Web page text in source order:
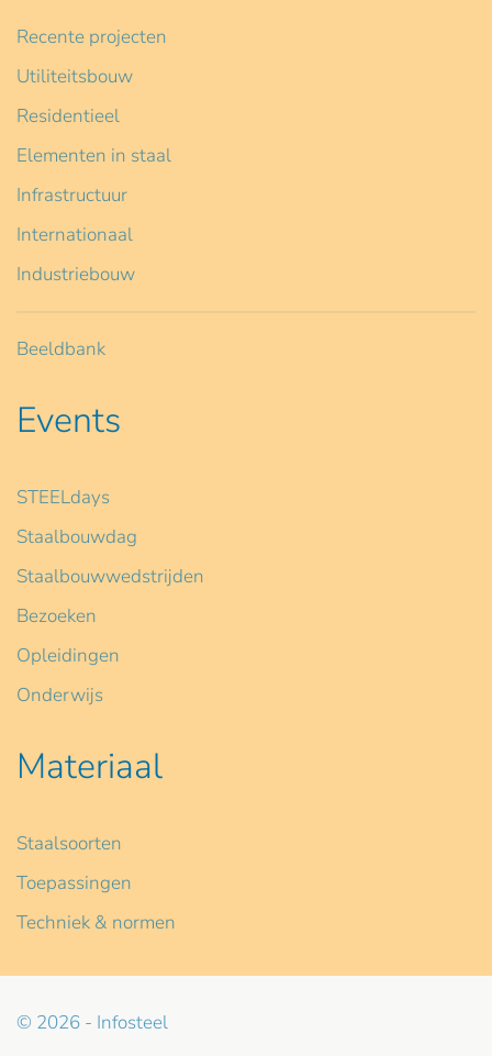
Recente projecten
Utiliteitsbouw
Residentieel
Elementen in staal
Infrastructuur
Internationaal
Industriebouw
Beeldbank
Events
STEELdays
Staalbouwdag
Staalbouwwedstrijden
Bezoeken
Opleidingen
Onderwijs
Materiaal
Staalsoorten
Toepassingen
Techniek & normen
© 2026 - Infosteel